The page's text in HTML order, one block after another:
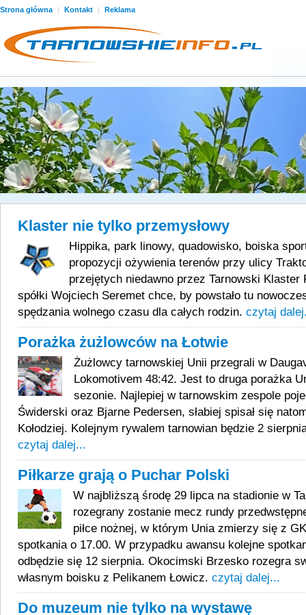
Strona główna | Kontakt | Reklama
Klaster nie tylko przemysłowy
Hippika, park linowy, quadowisko, boiska
propozycji ożywienia terenów przy ulicy
przejętych niedawno przez Tarnowski Klaster
spółki Wojciech Seremet chce, by powstało tu
spędzania wolnego czasu dla całych rodzin. czytaj
Porażka żużlowców na Łotwie
Żużlowcy tarnowskiej Unii przegrali w
Lokomotivem 48:42. Jest to druga porażka
sezonie. Najlepiej w tarnowskim zespole
Świderski oraz Bjarne Pedersen, słabiej spisał się
Kołodziej. Kolejnym rywalem tarnowian będzie 2
czytaj dalej...
Piłkarze grają o Puchar Polski
W najbliższą środę 29 lipca na stadionie w
rozegrany zostanie mecz rundy
piłce nożnej, w którym Unia zmierzy się z
spotkania o 17.00. W przypadku awansu kolejne
odbędzie się 12 sierpnia. Okocimski Brzesko rozegra
własnym boisku z Pelikanem Łowicz. czytaj dalej...
Do muzeum nie tylko na wystawę